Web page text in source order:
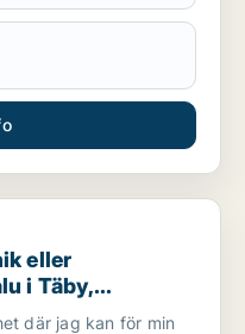
till salu i
eller
i Täby,
Innerstad m.fl.
där jag kan för min